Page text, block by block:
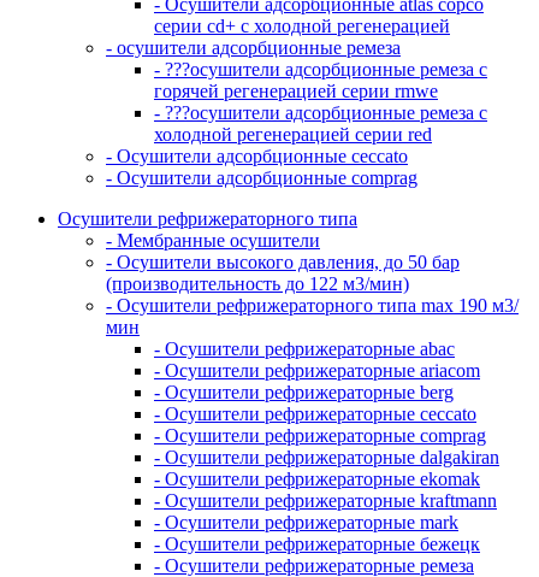
серии cd+ с холодной регенерацией
- осушители адсорбционные ремеза
- ???осушители адсорбционные ремеза с
горячей регенерацией серии rmwe
- ???осушители адсорбционные ремеза с
холодной регенерацией серии red
- Осушители адсорбционные ceccato
- Осушители адсорбционные comprag
Осушители рефрижераторного типа
- Мембранные осушители
- Осушители высокого давления, до 50 бар
(производительность до 122 м3/мин)
- Осушители рефрижераторного типа max 190 м3/
мин
- Осушители рефрижераторные abac
- Осушители рефрижераторные ariacom
- Осушители рефрижераторные berg
- Осушители рефрижераторные ceccato
- Осушители рефрижераторные comprag
- Осушители рефрижераторные dalgakiran
- Осушители рефрижераторные ekomak
- Осушители рефрижераторные kraftmann
- Осушители рефрижераторные mark
- Осушители рефрижераторные бежецк
- Осушители рефрижераторные ремеза